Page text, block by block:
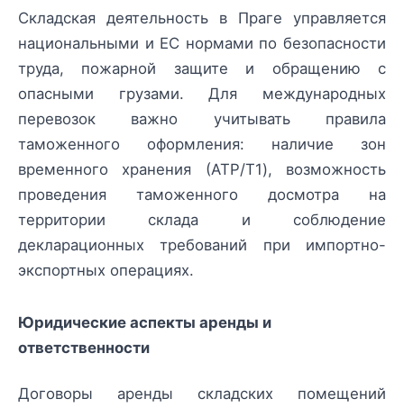
Складская деятельность в Праге управляeтся
национальными и ЕС нормами по безопасности
труда, пожарной защите и обращению с
опасными грузами. Для международных
перевозок важно учитывать правила
таможенного оформления: наличие зон
временного хранения (АТР/T1), возможность
проведения таможенного досмотра на
территории склада и соблюдение
декларационных требований при импортно-
экспортных операциях.
Юридические аспекты аренды и
ответственности
Договоры аренды складских помещений